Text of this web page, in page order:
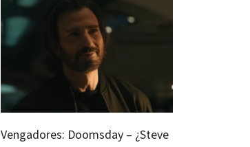
Vengadores: Doomsday – ¿Steve